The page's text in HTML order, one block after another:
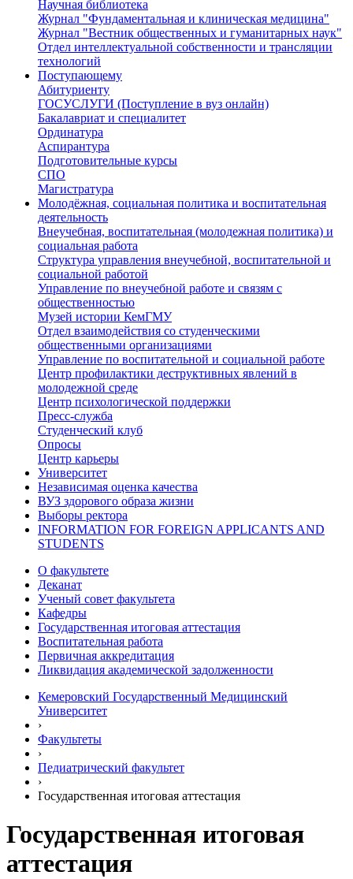
Научная библиотека
Журнал "Фундаментальная и клиническая медицина"
Журнал "Вестник общественных и гуманитарных наук"
Отдел интеллектуальной собственности и трансляции
технологий
Поступающему
Абитуриенту
ГОСУСЛУГИ (Поступление в вуз онлайн)
Бакалавриат и специалитет
Ординатура
Аспирантура
Подготовительные курсы
СПО
Магистратура
Молодёжная, социальная политика и воспитательная
деятельность
Внеучебная, воспитательная (молодежная политика) и
социальная работа
Структура управления внеучебной, воспитательной и
социальной работой
Управление по внеучебной работе и связям с
общественностью
Музей истории КемГМУ
Отдел взаимодействия со студенческими
общественными организациями
Управление по воспитательной и социальной работе
Центр профилактики деструктивных явлений в
молодежной среде
Центр психологической поддержки
Пресс-служба
Студенческий клуб
Опросы
Центр карьеры
Университет
Независимая оценка качества
ВУЗ здорового образа жизни
Выборы ректора
INFORMATION FOR FOREIGN APPLICANTS AND
STUDENTS
О факультете
Деканат
Ученый совет факультета
Кафедры
Государственная итоговая аттестация
Воспитательная работа
Первичная аккредитация
Ликвидация академической задолженности
Кемеровский Государственный Медицинский
Университет
›
Факультеты
›
Педиатрический факультет
›
Государственная итоговая аттестация
Государственная итоговая
аттестация